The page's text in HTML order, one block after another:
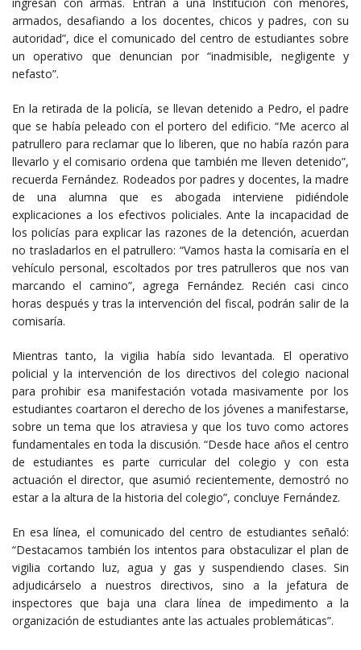
armados, desafiando a los docentes, chicos y padres, con su
autoridad”, dice el comunicado del centro de estudiantes sobre
un operativo que denuncian por “inadmisible, negligente y
nefasto”.
En la retirada de la policía, se llevan detenido a Pedro, el padre
que se había peleado con el portero del edificio. “Me acerco al
patrullero para reclamar que lo liberen, que no había razón para
llevarlo y el comisario ordena que también me lleven detenido”,
recuerda Fernández. Rodeados por padres y docentes, la madre
de una alumna que es abogada interviene pidiéndole
explicaciones a los efectivos policiales. Ante la incapacidad de
los policías para explicar las razones de la detención, acuerdan
no trasladarlos en el patrullero: “Vamos hasta la comisaría en el
vehículo personal, escoltados por tres patrulleros que nos van
marcando el camino”, agrega Fernández. Recién casi cinco
horas después y tras la intervención del fiscal, podrán salir de la
comisaría.
Mientras tanto, la vigilia había sido levantada. El operativo
policial y la intervención de los directivos del colegio nacional
para prohibir esa manifestación votada masivamente por los
estudiantes coartaron el derecho de los jóvenes a manifestarse,
sobre un tema que los atraviesa y que los tuvo como actores
fundamentales en toda la discusión. “Desde hace años el centro
de estudiantes es parte curricular del colegio y con esta
actuación el director, que asumió recientemente, demostró no
estar a la altura de la historia del colegio”, concluye Fernández.
En esa línea, el comunicado del centro de estudiantes señaló:
“Destacamos también los intentos para obstaculizar el plan de
vigilia cortando luz, agua y gas y suspendiendo clases. Sin
adjudicárselo a nuestros directivos, sino a la jefatura de
inspectores que baja una clara línea de impedimento a la
organización de estudiantes ante las actuales problemáticas”.